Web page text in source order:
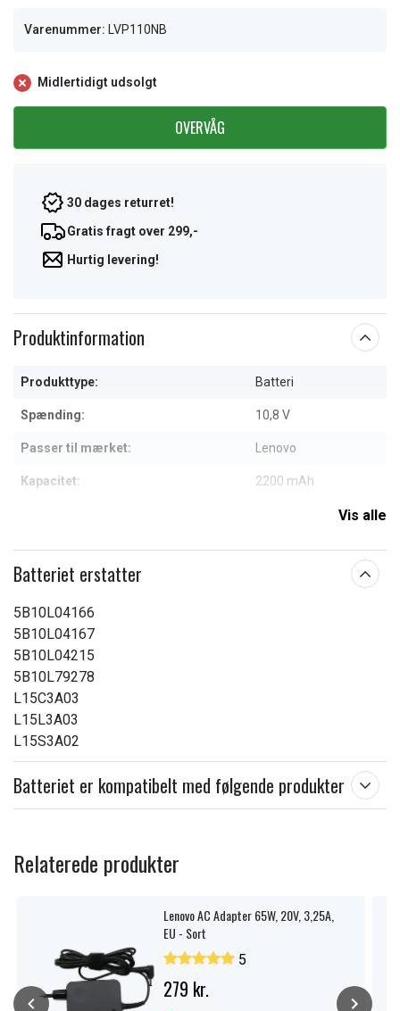
Varenummer: LVP110NB
Midlertidigt udsolgt
OVERVÅG
30 dages returret!
Gratis fragt over 299,-
Hurtig levering!
Produktinformation
Produkttype: Batteri
Spænding: 10,8 V
Passer til mærket: Lenovo
Kapacitet: 2200 mAh
Vis alle
Batteriet erstatter
5B10L04166
5B10L04167
5B10L04215
5B10L79278
L15C3A03
L15L3A03
L15S3A02
Batteriet er kompatibelt med følgende produkter
Relaterede produkter
Lenovo AC Adapter 65W, 20V, 3,25A,
EU - Sort
5
279 kr.